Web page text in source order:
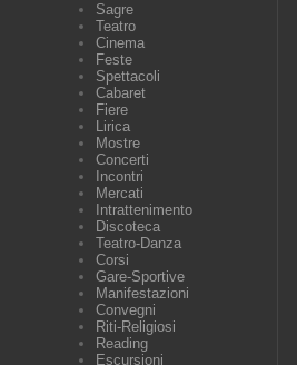
Sagre
Teatro
Cinema
Feste
Spettacoli
Cabaret
Fiere
Lirica
Mostre
Concerti
Incontri
Mercati
Intrattenimento
Discoteca
Teatro-Danza
Corsi
Gare-Sportive
Manifestazioni
Convegni
Riti-Religiosi
Reading
Escursioni